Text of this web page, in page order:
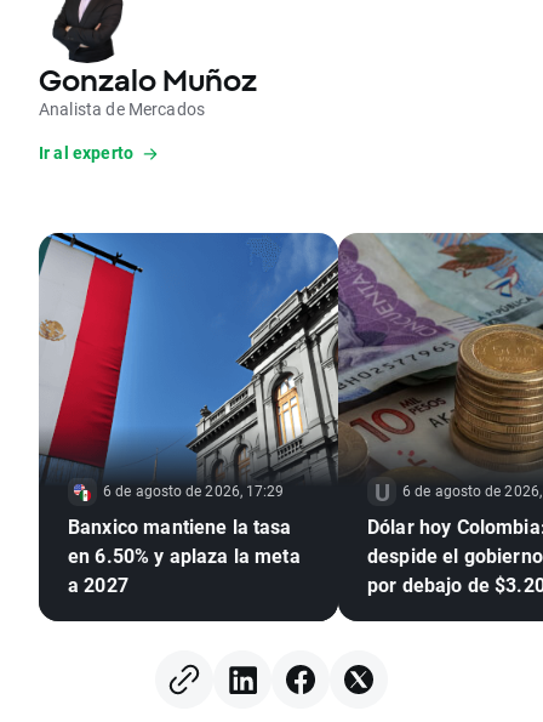
Gonzalo Muñoz
Analista de Mercados
Ir al experto
6 de agosto de 2026, 17:29
Banxico mantiene la tasa
en 6.50% y aplaza la meta
a 2027
6 de agosto de
Dólar hoy
despide el
por debajo de